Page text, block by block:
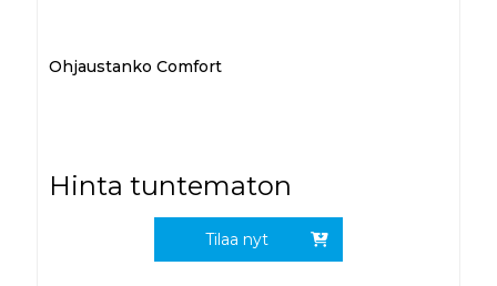
Ohjaustanko Comfort
Hinta tuntematon
Tilaa nyt